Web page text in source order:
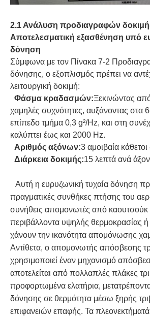
2.1 Ανάλυση προδιαγραφών
Αποτελεσματική εξασθένηση υπό
δόνηση
Σύμφωνα με τον Πίνακα 7-2
δόνησης, ο εξοπλισμός πρέπει να
λειτουργική δοκιμή:
Φάσμα κραδασμών:Ξεκινώντας
χαμηλές συχνότητες, αυξάνοντας στα
επίπεδο τμήμα 0,3 g²/Hz, και στη
καλύπτει έως και 2000 Hz.
Αριθμός αξόνων:3 αμοιβαία
Διάρκεια δοκιμής:15 λεπτά ανά
Αυτή η ευρυζωνική τυχαία δόνηση
πραγματικές συνθήκες πτήσης του
συνήθεις απομονωτές από καουτσούκ
περιβάλλοντα υψηλής θερμοκρασίας ή
χάνουν την ικανότητα απομόνωσης
Αντίθετα, ο απομονωτής απόσβεσης
χρησιμοποιεί έναν μηχανισμό
αποτελείται από πολλαπλές πλάκες
προφορτωμένα ελατήρια,
δόνησης σε θερμότητα μέσω ξηρής
επιφανειών επαφής. Τα